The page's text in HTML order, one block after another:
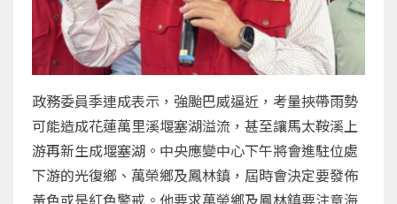
政務委員季連成表示，強颱巴威逼近，考量挾帶雨勢
可能造成花蓮萬里溪堰塞湖溢流，甚至讓馬太鞍溪上
游再新生成堰塞湖。中央應變中心下午將會進駐位處
下游的光復鄉、萬榮鄉及鳳林鎮，屆時會決定要發佈
黃色或是紅色警戒。他要求萬榮鄉及鳳林鎮要注意海